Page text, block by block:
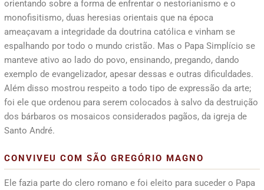
orientando sobre a forma de enfrentar o nestorianismo e o
monofisitismo, duas heresias orientais que na época
ameaçavam a integridade da doutrina católica e vinham se
espalhando por todo o mundo cristão. Mas o Papa Simplício se
manteve ativo ao lado do povo, ensinando, pregando, dando
exemplo de evangelizador, apesar dessas e outras dificuldades.
Além disso mostrou respeito a todo tipo de expressão da arte;
foi ele que ordenou para serem colocados à salvo da destruição
dos bárbaros os mosaicos considerados pagãos, da igreja de
Santo André.
CONVIVEU COM SÃO GREGÓRIO MAGNO
Ele fazia parte do clero romano e foi eleito para suceder o Papa